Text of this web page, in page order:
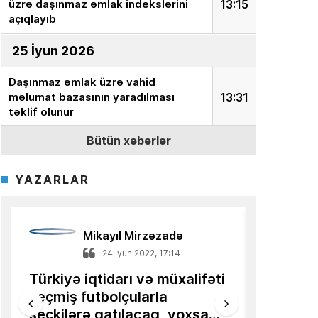
13:15
üzrə daşınmaz əmlak indekslərini
açıqlayıb
25 İyun 2026
13:31
Daşınmaz əmlak üzrə vahid
məlumat bazasının yaradılması
təklif olunur
18 İyun 2026
Ekspert: “İnvestor milyonları aktivə
Azərbaycanlı alimin məqaləsi
Türkiyə mediasında dərc olunub
16 İyun 2026
AQP:Azərbaycan avtomobil
Bütün xəbərlər
YAZARLAR
Mikayıl Mirzəzadə
14 Mart 2022, 21:11
Qərbə uzanan kiçik əllər –
İqtisadiyyatın Estoniya
nümunəsi